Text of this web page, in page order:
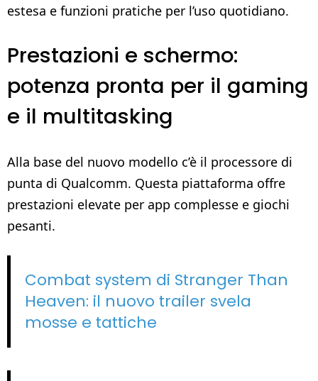
estesa e funzioni pratiche per l’uso quotidiano.
Prestazioni e schermo:
potenza pronta per il gaming
e il multitasking
Alla base del nuovo modello c’è il processore di
punta di Qualcomm. Questa piattaforma offre
prestazioni elevate per app complesse e giochi
pesanti.
Combat system di Stranger Than
Heaven: il nuovo trailer svela
mosse e tattiche